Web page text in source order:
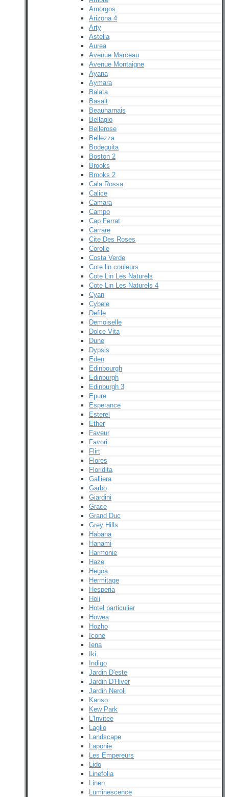
Amorgos
Arizona 4
Arty
Astelia
Aurea
Avenue Marceau
Avenue Montaigne
Ayana
Aymara
Balata
Basalt
Beauharnais
Bellagio
Bellerose
Bellezza
Bodeguita
Boston 2
Brooks
Brooks 2
Cala Rossa
Calice
Camara
Campo
Cap Ferrat
Carrare
Cite Des Roses
Corolle
Costa Verde
Cote lin couleurs
Cote Lin Les Naturels
Cote Lin Les Naturels 4
Cyan
Cybele
Defile
Demoiselle
Dolce Vita
Dune
Dypsis
Eden
Edinbourgh
Edinburgh
Edinburgh 3
Epure
Esperance
Esterel
Ether
Faveur
Favori
Flirt
Flores
Floridita
Galliera
Garbo
Giardini
Grace
Grand Duc
Grey Hills
Habana
Hanami
Harmonie
Haze
Hegoa
Hermitage
Hesperia
Holi
Hotel particulier
Howea
Hozho
Icone
Iena
Iki
Indigo
Jardin D'este
Jardin D'Hiver
Jardin Neroli
Kanso
Kew Park
L'Invitee
Laglio
Landscape
Laponie
Les Empereurs
Lido
Linefolia
Linen
Luminescence